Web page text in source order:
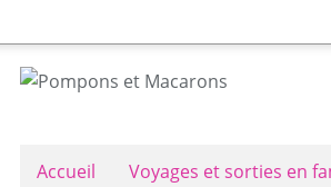
Accueil Voyages et sorties en